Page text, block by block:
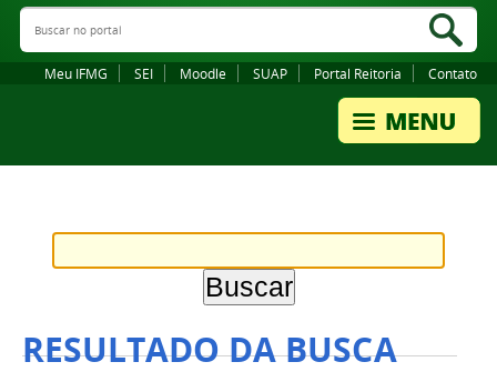
Buscar no portal
Meu IFMG SEI Moodle SUAP Portal Reitoria Contato
RESULTADO DA BUSCA